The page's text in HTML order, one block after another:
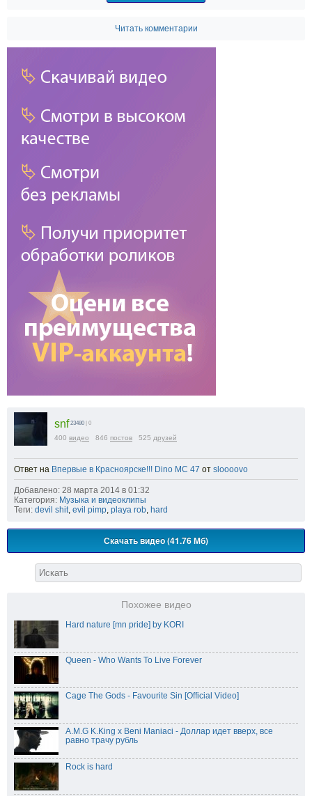
Читать комментарии
snf 23480 | 0
400 видео 846 постов 525 друзей
Ответ на Впервые в Красноярске!!! Dino MC 47 от sloooovo
Добавлено: 28 марта 2014 в 01:32
Категория: Музыка и видеоклипы
Теги: devil shit, evil pimp, playa rob, hard
Скачать видео (41.76 Мб)
Похожее видео
Hard nature [mn pride] by KORI
Queen - Who Wants To Live Forever
Cage The Gods - Favourite Sin [Official Video]
A.M.G K.King x Beni Maniaci - Доллар идет вверх, все
равно трачу рубль
Rock is hard